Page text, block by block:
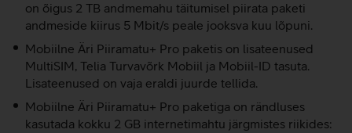
on õigus 2 TB andmemahu täitumisel piirata paketi
andmeside kiirus 5 Mbit/s peale jooksva kuu lõpuni.
Mobiilne Äri Piiramatu+ Pro paketis on lisateenused
MultiSIM, Telia Turvavõrk Mobiil ja Mobiil-ID tasuta.
Lisateenused on vaja eraldi juurde tellida.
Mobiilne Äri Piiramatu+ Pro paketiga on rändluses
kasutada kokku 2 GB internetimahtu järgmistes riikides: